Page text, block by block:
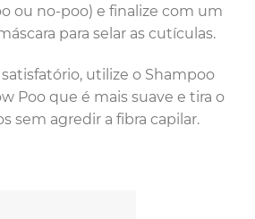
ou no-poo) e finalize com um
para selar as cutículas.
utilize o Shampoo
Poo que é mais suave e tira o
sem agredir a fibra capilar.